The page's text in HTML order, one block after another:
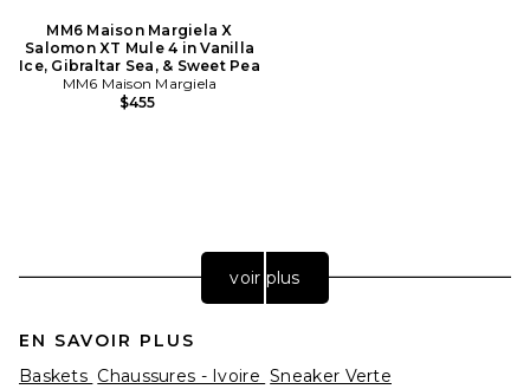
MM6 Maison Margiela X
Salomon XT Mule 4 in Vanilla
Ice, Gibraltar Sea, & Sweet Pea
MM6 Maison Margiela
$455
voir plus
EN SAVOIR PLUS
Baskets Chaussures - Ivoire Sneaker Verte